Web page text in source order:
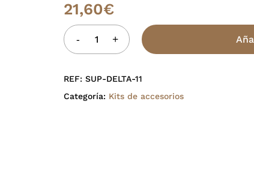
21,60€
REF: SUP-DELTA-11
Categoría: Kits de accesorios